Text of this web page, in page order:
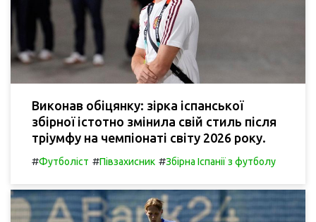
Виконав обіцянку: зірка іспанської
збірної істотно змінила свій стиль після
тріумфу на чемпіонаті світу 2026 року.
#Футболіст #Півзахисник #Збірна Іспанії з футболу